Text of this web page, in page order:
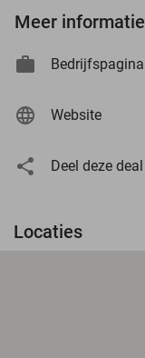
Meer informatie
Bedrijfspagina
Website
Deel deze deal
Locaties